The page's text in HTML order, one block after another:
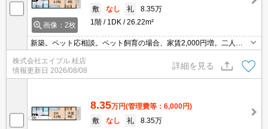
画像：2枚
敷
なし 礼
8.35万
1階
1DK 26.22m²
新築。ペット応相談。ペット飼育の場合、家賃2,000円増。二人入
り。防犯カメラついてます。バイク置き場あり。南向きベランダ。
株式会社エイブル 桂店
情報更新日 2026/08/08
詳細を見る
8.35万円(管理費等：6,000円)
敷
なし 礼
8.35万